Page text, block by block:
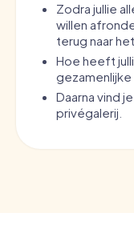
Zodra jullie
willen
terug naar
Hoe heeft
Daarna vind
privégalerij.